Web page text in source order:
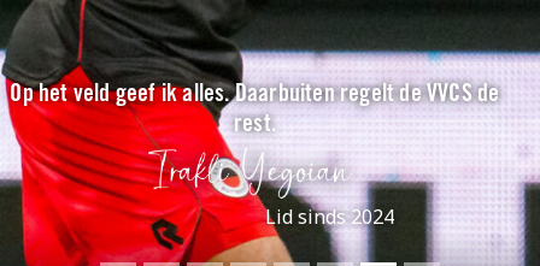
Op het veld geef ik alles. Daarbuiten regelt de VVCS de
rest.
Lid sinds 2024